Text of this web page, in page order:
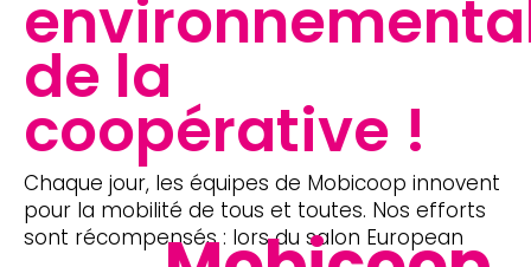
de la
coopérative !
Chaque jour, les équipes de Mobicoop innovent
pour la mobilité de tous et toutes. Nos efforts
sont récompensés : lors du salon European